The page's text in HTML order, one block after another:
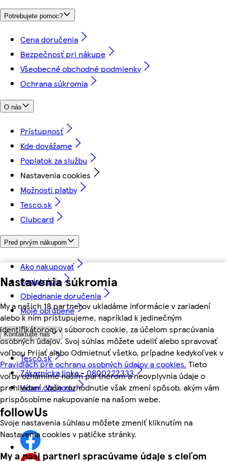
Nastavenia súkromia
My a našich 18 partnerov ukladáme informácie v zariadení
alebo k nim pristupujeme, napríklad k jedinečným
identifikátorom v súboroch cookie, za účelom spracúvania
osobných údajov. Svoj súhlas môžete udeliť alebo spravovať
voľbou Prijať alebo Odmietnuť všetko, prípadne kedykoľvek v
Pravidlách pre ochranu osobných údajov a cookies. Tieto
voľby oznámime našim partnerom a neovplyvnia údaje o
prehliadaní. Vaše rozhodnutie však zmení spôsob, akým vám
prispôsobíme nakupovanie na našom webe.
Svoje nastavenia súhlasu môžete zmeniť kliknutím na
Nastavenia cookies v pätičke stránky.
My a naši partneri spracúvame údaje s cieľom
Potrebujete pomoc?
Cena doručenia
Bezpečnosť pri nákupe
Všeobecné obchodné podmienky
Ochrana súkromia
O nás
Prístupnosť
Kde dovážame
Poplatok za službu
Nastavenia cookies
Možnosti platby
Tesco.sk
Clubcard
Pred prvým nákupom
Ako nakupovať
Registrácia
Objednanie doručenia
Moje obľúbené
Kontaktujte nás
Tesco.sk
Zákaznícka linka - 0800222333
Výber obchodu
followUs